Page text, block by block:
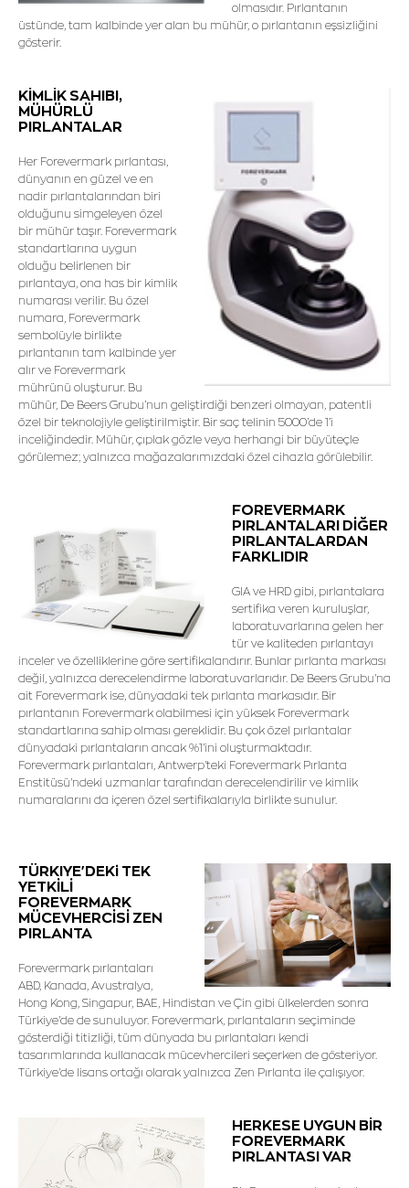
olmasıdır. Pırlantanın
üstünde, tam kalbinde yer alan bu mühür, o pırlantanın eşsizliğini
gösterir.
KİMLİK SAHIBI,
MÜHÜRLÜ
PIRLANTALAR
Her Forevermark pırlantası,
dünyanın en güzel ve en
nadir pırlantalarından biri
olduğunu simgeleyen özel
bir mühür taşır. Forevermark
standartlarına uygun
olduğu belirlenen bir
pırlantaya, ona has bir kimlik
numarası verilir. Bu özel
numara, Forevermark
sembolüyle birlikte
pırlantanın tam kalbinde yer
alır ve Forevermark
mührünü oluşturur. Bu
mühür, De Beers Grubu’nun geliştirdiği benzeri olmayan, patentli
özel bir teknolojiyle geliştirilmiştir. Bir saç telinin 5000’de 1’i
inceliğindedir. Mühür, çıplak gözle veya herhangi bir büyüteçle
görülemez; yalnızca mağazalarımızdaki özel cihazla görülebilir.
FOREVERMARK
PIRLANTALARI DİĞER
PIRLANTALARDAN
FARKLIDIR
GIA ve HRD gibi, pırlantalara
sertifika veren kuruluşlar,
laboratuvarlarına gelen her
tür ve kaliteden pırlantayı
inceler ve özelliklerine göre sertifikalandırır. Bunlar pırlanta markası
değil, yalnızca derecelendirme laboratuvarlarıdır. De Beers Grubu'na
ait Forevermark ise, dünyadaki tek pırlanta markasıdır. Bir
pırlantanın Forevermark olabilmesi için yüksek Forevermark
standartlarına sahip olması gereklidir. Bu çok özel pırlantalar
dünyadaki pırlantaların ancak %1'ini oluşturmaktadır.
Forevermark pırlantaları, Antwerp'teki Forevermark Pırlanta
Enstitüsü'ndeki uzmanlar tarafından derecelendirilir ve kimlik
numaralarını da içeren özel sertifikalarıyla birlikte sunulur.
TÜRKIYE'DEKi TEK
YETKİLİ
FOREVERMARK
MÜCEVHERCİSİ ZEN
PIRLANTA
Forevermark pırlantaları
ABD, Kanada, Avustralya,
Hong Kong, Singapur, BAE, Hindistan ve Çin gibi ülkelerden sonra
Türkiye'de de sunuluyor. Forevermark, pırlantaların seçiminde
gösterdiği titizliği, tüm dünyada bu pırlantaları kendi
tasarımlarında kullanacak mücevhercileri seçerken de gösteriyor.
Türkiye'de lisans ortağı olarak yalnızca Zen Pırlanta ile çalışıyor.
HERKESE UYGUN BİR
FOREVERMARK
PIRLANTASI VAR